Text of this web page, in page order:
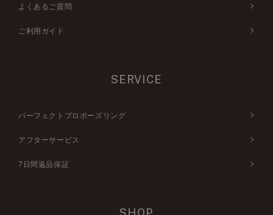
よくあるご質問
ご利用ガイド
SERVICE
パーフェクトプロポーズリング
アフターサービス
7日間返品保証